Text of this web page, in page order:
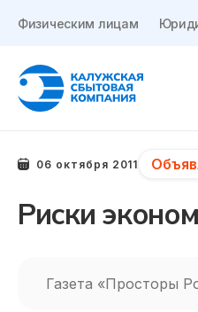
Физическим лицам
06 октября 2011
Риски
Газета «Просторы